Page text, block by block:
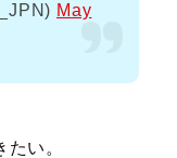
May
い。